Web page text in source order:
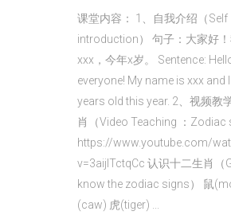
课堂内容： 1、自我介绍（Self
introduction） 句子：大家好！
xxx，今年x岁。 Sentence:
everyone! My name is xxx and
years old this year. 2、视频教
肖（Video Teaching ：Zodiac
https://www.youtube.com/
v=3aijlTctqCc 认识十二生肖（
know the zodiac signs） 鼠
(caw) 虎(tiger) ...